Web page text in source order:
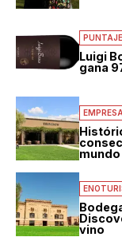
Luigi
gana
vino